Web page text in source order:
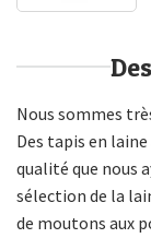
Nous sommes
Des tapis en
qualité que nous
sélection de la
de moutons aux